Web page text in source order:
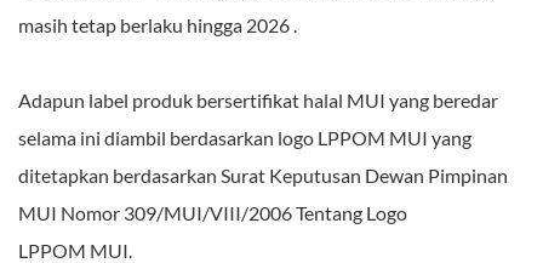
masih tetap berlaku hingga 2026 .
Adapun label produk bersertifikat halal MUI yang beredar
selama ini diambil berdasarkan logo LPPOM MUI yang
ditetapkan berdasarkan Surat Keputusan Dewan Pimpinan
MUI Nomor 309/MUI/VIII/2006 Tentang Logo
LPPOM MUI.